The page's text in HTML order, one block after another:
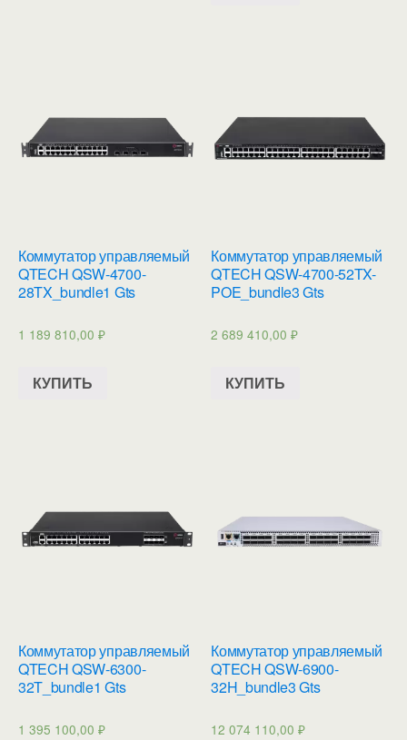
Коммутатор управляемый
QTECH QSW-4700-
28TX_bundle1 Gts
1 189 810,00 ₽
КУПИТЬ
Коммутатор управляемый
QTECH QSW-4700-52TX-
POE_bundle3 Gts
2 689 410,00₽
КУПИТЬ
Коммутатор управляемый
QTECH QSW-6300-
32T_bundle1 Gts
1 395 100,00 ₽
Коммутатор управляемый
QTECH QSW-6900-
32H_bundle3 Gts
12 074 110,00₽